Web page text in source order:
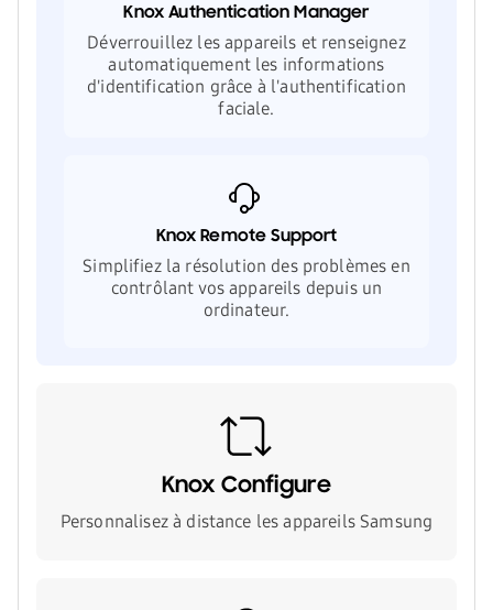
Knox Authentication Manager
Déverrouillez les appareils et renseignez
automatiquement les informations
d'identification grâce à l'authentification
faciale.
Knox Remote Support
Simplifiez la résolution des problèmes en
contrôlant vos appareils depuis un
ordinateur.
Knox Configure
Personnalisez à distance les appareils Samsung